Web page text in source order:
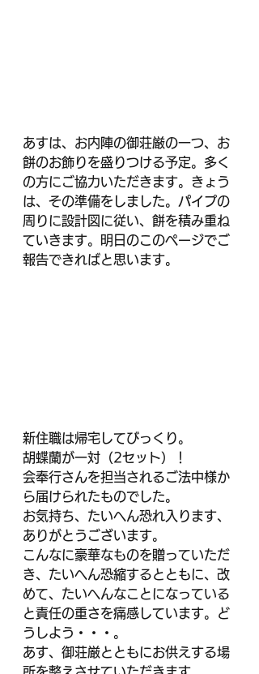
あすは、お内陣の御荘厳の一つ、お
餅のお飾りを盛りつける予定。多く
の方にご協力いただきます。きょう
は、その準備をしました。パイプの
周りに設計図に従い、餅を積み重ね
ていきます。明日のこのページでご
報告できればと思います。
新住職は帰宅してびっくり。
胡蝶蘭が一対（2セット）！
会奉行さんを担当されるご法中様か
ら届けられたものでした。
お気持ち、たいへん恐れ入ります、
ありがとうございます。
こんなに豪華なものを贈っていただ
き、たいへん恐縮するとともに、改
めて、たいへんなことになっている
と責任の重さを痛感しています。ど
うしよう・・・。
あす、御荘厳とともにお供えする場